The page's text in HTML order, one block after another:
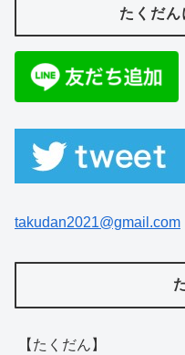
たくだん
takudan2021@gmail.com
【たくだん】